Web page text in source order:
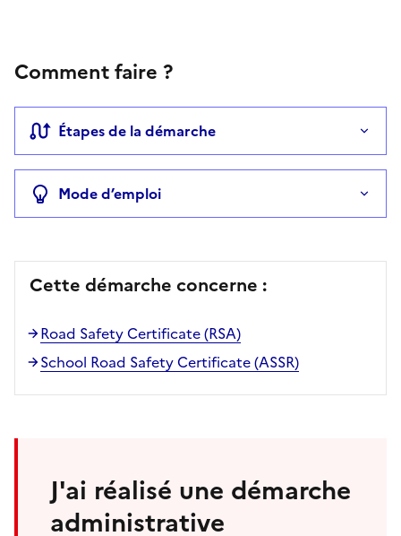
Comment faire ?
Étapes de la démarche
Mode d’emploi
Cette démarche concerne :
Road Safety Certificate (RSA)
School Road Safety Certificate (ASSR)
J'ai réalisé une démarche
administrative